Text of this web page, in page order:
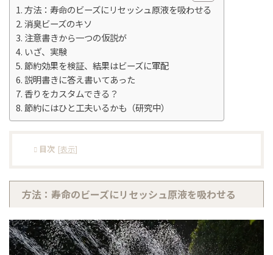
方法：寿命のビーズにリセッシュ原液を吸わせる
消臭ビーズのキソ
注意書きから一つの仮説が
いざ、実験
節約効果を検証、結果はビーズに軍配
説明書きに答え書いてあった
香りをカスタムできる？
節約にはひと工夫いるかも（研究中）
目次 [表示]
方法：寿命のビーズにリセッシュ原液を吸わせる